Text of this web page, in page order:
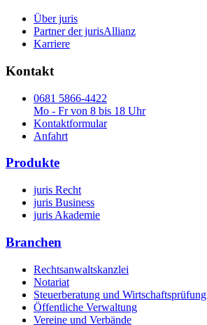
Über juris
Partner der jurisAllianz
Karriere
Kontakt
0681 5866-4422
Mo - Fr von 8 bis 18 Uhr
Kontaktformular
Anfahrt
Produkte
juris Recht
juris Business
juris Akademie
Branchen
Rechtsanwaltskanzlei
Notariat
Steuerberatung und Wirtschaftsprüfung
Öffentliche Verwaltung
Vereine und Verbände